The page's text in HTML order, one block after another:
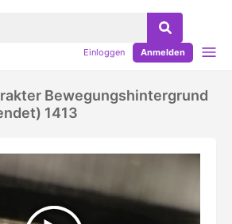
Einloggen Anmelden
Bewegungshintergrund
1413